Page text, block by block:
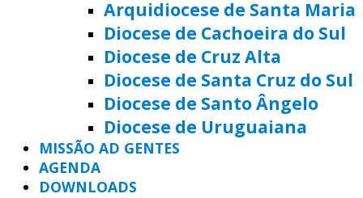
Arquidiocese de Santa Maria
Diocese de Cachoeira do Sul
Diocese de Cruz Alta
Diocese de Santa Cruz do Sul
Diocese de Santo Ângelo
Diocese de Uruguaiana
MISSÃO AD GENTES
AGENDA
DOWNLOADS